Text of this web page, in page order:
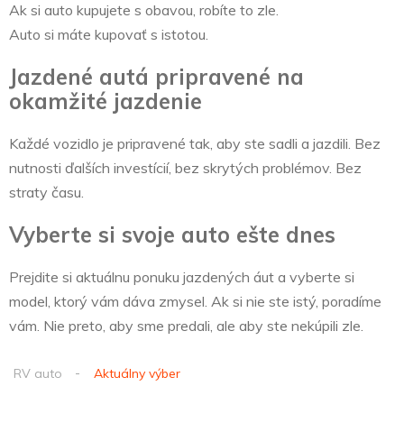
Ak si auto kupujete s obavou, robíte to zle.
Auto si máte kupovať s istotou.
Jazdené autá pripravené na
okamžité jazdenie
Každé vozidlo je pripravené tak, aby ste sadli a jazdili. Bez
nutnosti ďalších investícií, bez skrytých problémov. Bez
straty času.
Vyberte si svoje auto ešte dnes
Prejdite si aktuálnu ponuku jazdených áut a vyberte si
model, ktorý vám dáva zmysel. Ak si nie ste istý, poradíme
vám. Nie preto, aby sme predali, ale aby ste nekúpili zle.
RV auto Aktuálny výber